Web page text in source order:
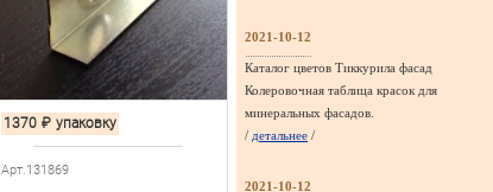
1370 ₽ упаковку
Арт.131869
2021-10-12
Каталог цветов Тиккурила фасад
Колеровочная таблица красок для
минеральных фасадов.
/ детальнее /
2021-10-12